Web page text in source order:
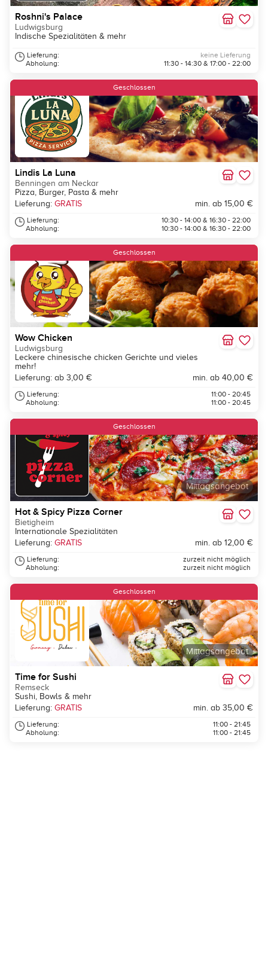
Roshni's Palace
Ludwigsburg
Indische Spezialitäten & mehr
Lieferung:
Abholung:
keine Lieferung
11:30 - 14:30 & 17:00 - 22:00
Geschlossen
Lindis La Luna
Benningen am Neckar
Pizza, Burger, Pasta & mehr
Lieferung: GRATIS min. ab 15,00 €
Lieferung:
Abholung:
10:30 - 14:00 & 16:30 - 22:00
10:30 - 14:00 & 16:30 - 22:00
Geschlossen
Wow Chicken
Ludwigsburg
Leckere chinesische chicken Gerichte und vieles
mehr!
Lieferung: ab 3,00 €
min. ab 40,00 €
Lieferung:
Abholung:
11:00 - 20:45
11:00 - 20:45
Mittagsangebot
Geschlossen
Hot & Spicy Pizza Corner
Bietigheim
Internationale Spezialitäten
Lieferung: GRATIS min. ab 12,00 €
Lieferung:
Abholung:
zurzeit nicht möglich
zurzeit nicht möglich
Mittagsangebot
Geschlossen
Time for Sushi
Remseck
Sushi, Bowls & mehr
Lieferung: GRATIS min. ab 35,00 €
Lieferung:
Abholung:
11:00 - 21:45
11:00 - 21:45